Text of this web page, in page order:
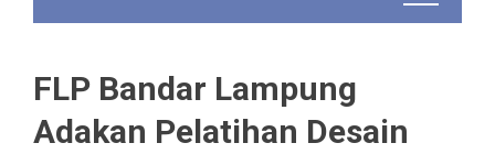
FLP Bandar Lampung
Adakan Pelatihan Desain